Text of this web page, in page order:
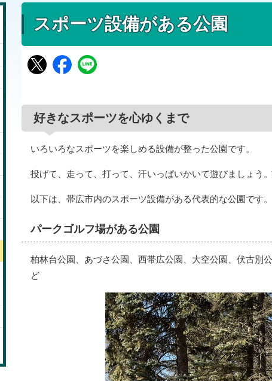
スポーツ設備がある公園
好きなスポーツを心ゆくまで
いろいろなスポーツを楽しめる設備が整った公園です。
投げて、走って、打って、汗いっぱいかいて遊びましょう
以下は、帯広市内のスポーツ設備がある代表的な公園です。
パークゴルフ場がある公園
柏林台公園、あづさ公園、西帯広公園、大空公園、伏古
ど